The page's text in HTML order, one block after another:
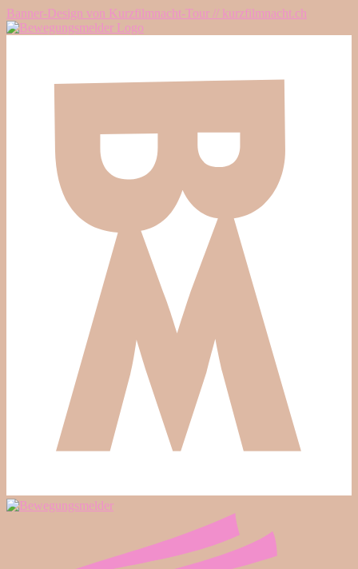
Banner-Design von Kurzfilmnacht-Tour // kurzfilmnacht.ch